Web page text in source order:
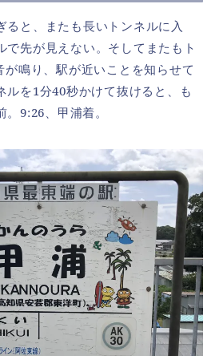
ると、またも長いトンネルに入
で先が見えない。そしてまたもト
が鳴り、駅が近いことを知らせて
ルを1分40秒かけて抜けると、も
9:26、甲浦着。